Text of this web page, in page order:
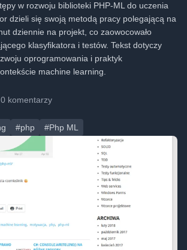
w rozwoju biblioteki PHP-ML do uczenia
dzieli się swoją metodą pracy polegającą na
dziennie na projekt, co zaowocowało
klasyfikatora i testów. Tekst dotyczy
oprogramowania i praktyk
machine learning.
0 komentarzy
#php #Php ML